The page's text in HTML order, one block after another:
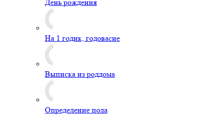
День рождения
На 1 годик, годовасие
Выписка из роддома
Определение пола